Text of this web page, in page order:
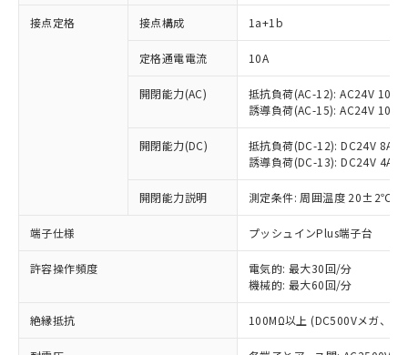
接点定格 接点構成 1a+1b
定格通電電流 10A
開閉能力(AC)
抵抗負荷(AC-12): AC24V 10A/
誘導負荷(AC-15): AC24V
開閉能力(DC)
抵抗負荷(DC-12): DC24V 8A/
誘導負荷(DC-13): DC24V 4A/
開閉能力説明 測定条件: 周囲温度 20±2℃、
端子仕様 プッシュインPlus端子台
許容操作頻度
電気的: 最大30回/分
機械的: 最大60回/分
絶縁抵抗 100MΩ以上 (DC500Vメガ、点
ご利用条件
以下の条件をお読みいただき、同意のうえ
ご利用ください。
本サービスは、当社制御機器事業取扱
商品の当社在庫状況および標準価格
(税抜)を提供させていただくもので
当社制御機器事業取扱商品の中には、
本サービスの対象外となる商品もある
※1 対応状況
対応済み：EU RoHS指令（10物質）の
非含有に対応した製品が提供可能な商品で
対応予定：EU RoHS指令（10物質）の非含
有に対応した製品に切り替える予定のある
対応予定なし：EU RoHS指令（10物質）の
非含有に非対応の商品で、対応品を出す予
調査・確認中：EU RoHS指令（10物質）の
非含有の対応状況を調査中または確認中の
商品です。
非該当品：ライセンス料など無形物で、有
害物質有無と関係のない商品です。
仕入先様の事情により、非含有部品として
いたものが、含有品と判明した場合などや
「○」：最大均質材料含有率が中国RoHSの
基準値以下であることを示します。
「×」：最大均質材料含有率が中国RoHSの
基準値を超えていることを示します。
当社は、これら貴社製品のうち、外国